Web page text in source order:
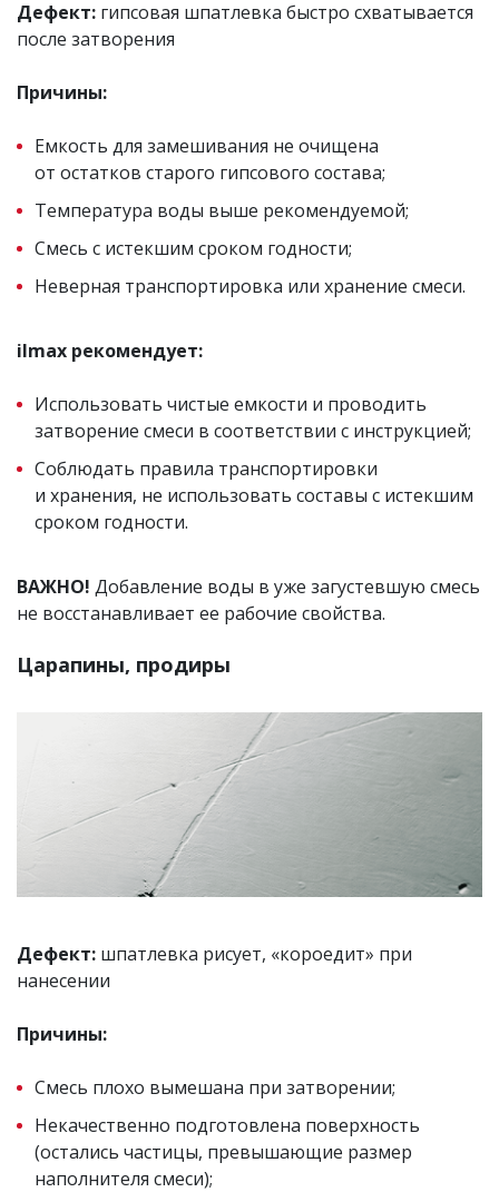
Дефект: гипсовая шпатлевка быстро схватывается
после затворения
Причины:
Емкость для замешивания не очищена
от остатков старого гипсового состава;
Температура воды выше рекомендуемой;
Смесь с истекшим сроком годности;
Неверная транспортировка или хранение смеси.
ilmax рекомендует:
Использовать чистые емкости и проводить
затворение смеси в соответствии с инструкцией;
Соблюдать правила транспортировки
и хранения, не использовать составы с истекшим
сроком годности.
ВАЖНО! Добавление воды в уже загустевшую смесь
не восстанавливает ее рабочие свойства.
Царапины, продиры
Дефект: шпатлевка рисует, «короедит» при
нанесении
Причины:
Смесь плохо вымешана при затворении;
Некачественно подготовлена поверхность
(остались частицы, превышающие размер
наполнителя смеси);